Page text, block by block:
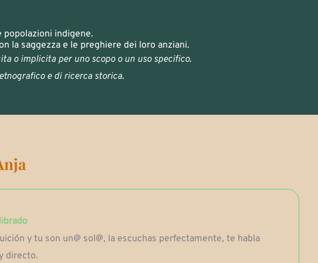
indigene.
la saggezza e le preghiere dei loro anziani.
o implicita per uno scopo o un uso specifico.
e di ricerca storica.
y tu son un@ sol@, la escuchas perfectamente, te habla
directo.